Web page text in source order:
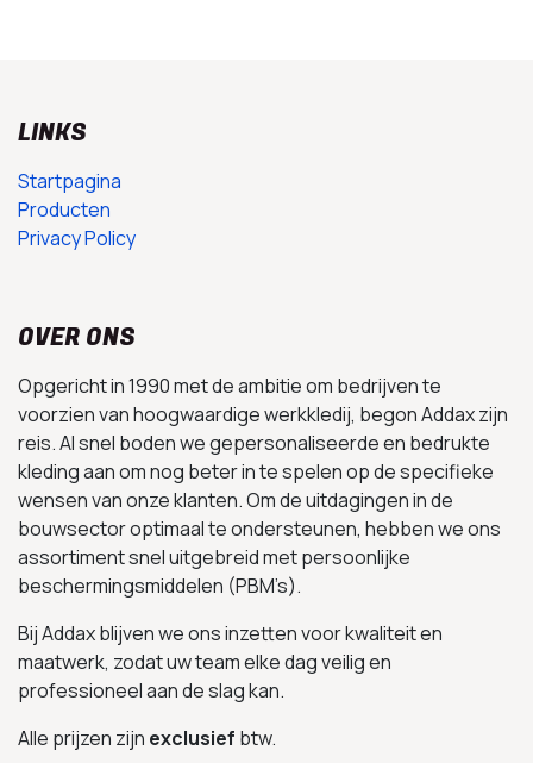
LINKS
Startpagina
Producten
Privacy Policy
OVER ONS
Opgericht in 1990 met de ambitie om bedrijven te
voorzien van hoogwaardige werkkledij, begon Addax zijn
reis. Al snel boden we gepersonaliseerde en bedrukte
kleding aan om nog beter in te spelen op de specifieke
wensen van onze klanten. Om de uitdagingen in de
bouwsector optimaal te ondersteunen, hebben we ons
assortiment snel uitgebreid met persoonlijke
beschermingsmiddelen (PBM’s).
Bij Addax blijven we ons inzetten voor kwaliteit en
maatwerk, zodat uw team elke dag veilig en
professioneel aan de slag kan.
Alle prijzen zijn exclusief btw.